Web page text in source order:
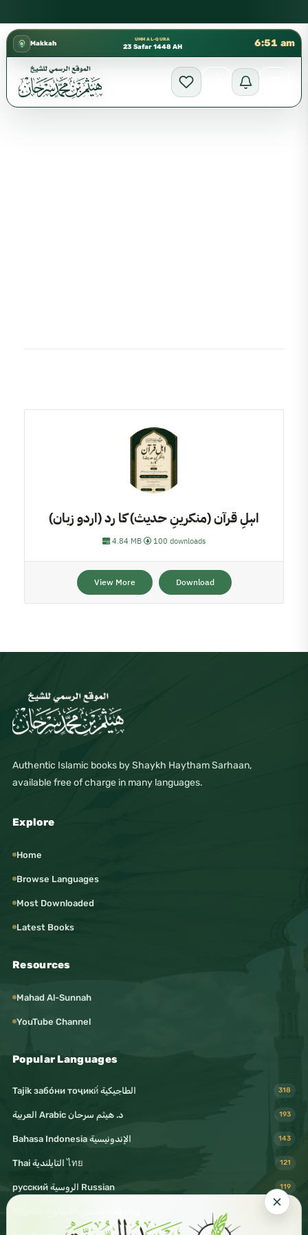
Makkah
UMM AL-QURA
23 Safar 1448 AH 6:51 am
اہلِ قرآن (منکرینِ حدیث) کا رد (اردو زبان)
4.84 MB 100 downloads
View More Download
Authentic Islamic books by Shaykh Haytham Sarhaan,
available free of charge in many languages.
Explore
Home
Browse Languages
Most Downloaded
Latest Books
Resources
Mahad Al-Sunnah
YouTube Channel
Popular Languages
Tajik забо́ни тоҷикӣ́ الطاجيكية 318
د. هيثم سرحان Arabic العربية 193
Bahasa Indonesia الإندونيسية 143
Thai التايلندية ไทย 121
русский الروسية Russian 119
116